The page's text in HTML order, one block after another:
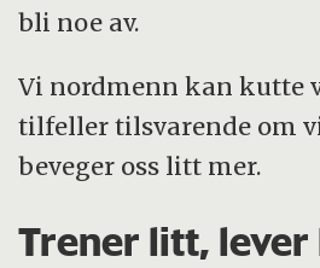
bli noe av.
Vi nordmenn kan kutte
tilfeller tilsvarende om
beveger oss litt mer.
Trener litt, lever